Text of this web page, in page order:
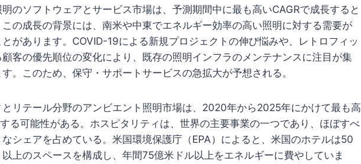
のソフトウェアとサービス市場は、予測期間中に最も高いCAGRで成長すると
の成長の背景には、南米や中東でエネルギー効率の高い照明に対する需要が
があります。COVID-19による新規プロジェクトの伸び悩みや、レトロフィッ
顧客の優先順位の変化により、既存の照明インフラのメンテナンスに注目が集
。このため、保守・サポートサービスの急拡大が予想される。
リテール分野のアンビエント照明市場は、2020年から2025年にかけて最も高
る可能性がある。ホスピタリティは、世界の主要事業の一つであり、ほぼすべ
シェアを占めている。米国環境保護庁（EPA）によると、米国のホテルは50
上のスペースを構成し、年間75億米ドル以上をエネルギーに費やしていま